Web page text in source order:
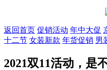
返回首页 促销活动 年中大促
十二节 女装新款 年货促销 男
2021双11活动，是